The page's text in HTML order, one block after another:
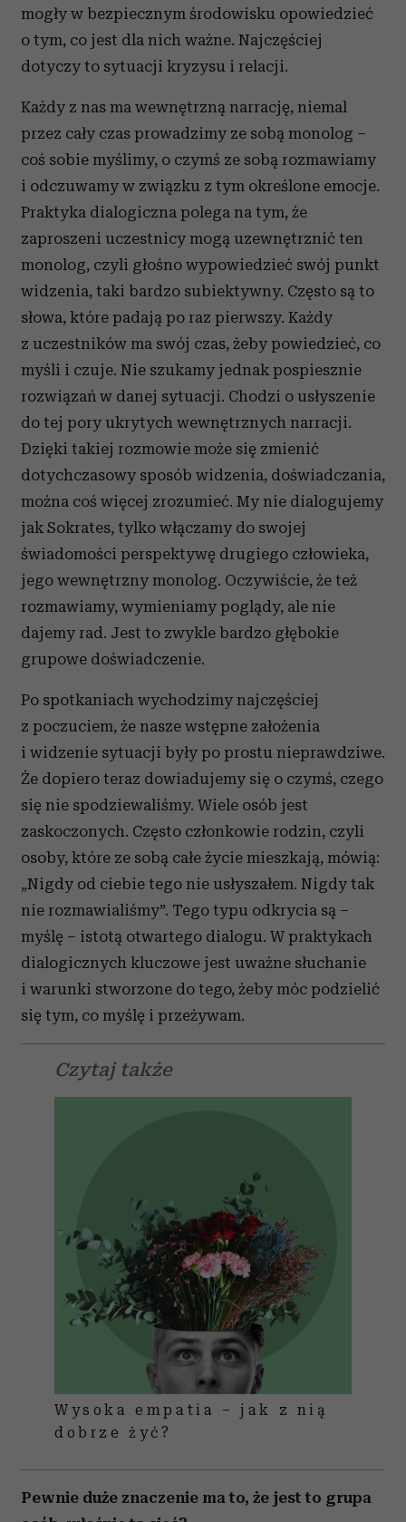
mogły w bezpiecznym środowisku opowiedzieć
o tym, co jest dla nich ważne. Najczęściej
dotyczy to sytuacji kryzysu i relacji.
Każdy z nas ma wewnętrzną narrację, niemal
przez cały czas prowadzimy ze sobą monolog –
coś sobie myślimy, o czymś ze sobą rozmawiamy
i odczuwamy w związku z tym określone emocje.
Praktyka dialogiczna polega na tym, że
zaproszeni uczestnicy mogą uzewnętrznić ten
monolog, czyli głośno wypowiedzieć swój punkt
widzenia, taki bardzo subiektywny. Często są to
słowa, które padają po raz pierwszy. Każdy
z uczestników ma swój czas, żeby powiedzieć, co
myśli i czuje. Nie szukamy jednak pospiesznie
rozwiązań w danej sytuacji. Chodzi o usłyszenie
do tej pory ukrytych wewnętrznych narracji.
Dzięki takiej rozmowie może się zmienić
dotychczasowy sposób widzenia, doświadczania,
można coś więcej zrozumieć. My nie dialogujemy
jak Sokrates, tylko włączamy do swojej
świadomości perspektywę drugiego człowieka,
jego wewnętrzny monolog. Oczywiście, że też
rozmawiamy, wymieniamy poglądy, ale nie
dajemy rad. Jest to zwykle bardzo głębokie
grupowe doświadczenie.
Po spotkaniach wychodzimy najczęściej
z poczuciem, że nasze wstępne założenia
i widzenie sytuacji były po prostu nieprawdziwe.
Że dopiero teraz dowiadujemy się o czymś, czego
się nie spodziewaliśmy. Wiele osób jest
zaskoczonych. Często członkowie rodzin, czyli
osoby, które ze sobą całe życie mieszkają, mówią:
„Nigdy od ciebie tego nie usłyszałem. Nigdy tak
nie rozmawialiśmy”. Tego typu odkrycia są –
myślę – istotą otwartego dialogu. W praktykach
dialogicznych kluczowe jest uważne słuchanie
i warunki stworzone do tego, żeby móc podzielić
się tym, co myślę i przeżywam.
Czytaj także
Wysoka empatia – jak z nią
dobrze żyć?
Pewnie duże znaczenie ma to, że jest to grupa